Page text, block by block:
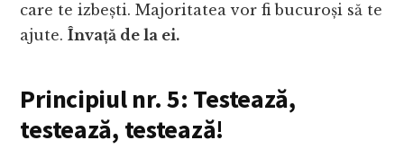
care te izbești. Majoritatea vor fi bucuroși să te
ajute.Învață de la ei.
Principiul nr. 5: Testează,
testează, testează!